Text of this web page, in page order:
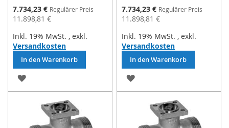
Sonderpreis
7.734,23 € Regulärer Preis
11.898,81 €
Inkl. 19% MwSt. , exkl.
Versandkosten
In den Warenkorb
ZUR
WUNSCHLISTE
HINZUFÜGEN
Sonderpreis
7.734,23 € Regulärer Preis
11.898,81 €
Inkl. 19% MwSt. , exkl.
Versandkosten
In den Warenkorb
ZUR
WUNSCHLISTE
HINZUFÜGEN